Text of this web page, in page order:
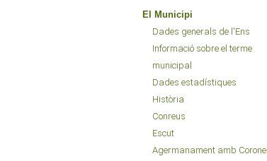
El Municipi
Dades generals de l'Ens
Informació sobre el terme
municipal
Dades estadístiques
Història
Conreus
Escut
Agermanament amb Coronel